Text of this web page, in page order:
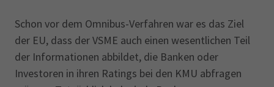
Schon vor dem Omnibus-Verfahren war es das Ziel
der EU, dass der VSME auch einen wesentlichen Teil
der Informationen abbildet, die Banken oder
Investoren in ihren Ratings bei den KMU abfragen